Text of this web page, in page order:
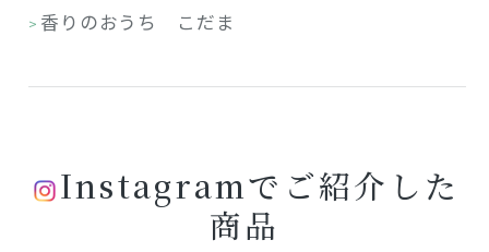
> 香りのおうち こだま
Instagramでご紹介した
商品